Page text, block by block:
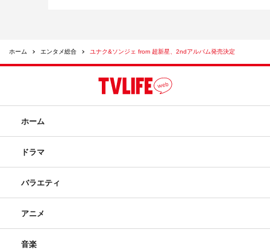
ホーム エンタメ総合 ユナク&ソンジェ from 超新星、2ndアルバム発売決定
ホーム
ドラマ
バラエティ
アニメ
音楽